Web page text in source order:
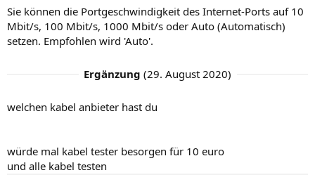
Sie können die Portgeschwindigkeit des Internet-Ports auf 10
Mbit/s, 100 Mbit/s, 1000 Mbit/s oder Auto (Automatisch)
setzen. Empfohlen wird 'Auto'.
Ergänzung (29. August 2020)
welchen kabel anbieter hast du
würde mal kabel tester besorgen für 10 euro
und alle kabel testen